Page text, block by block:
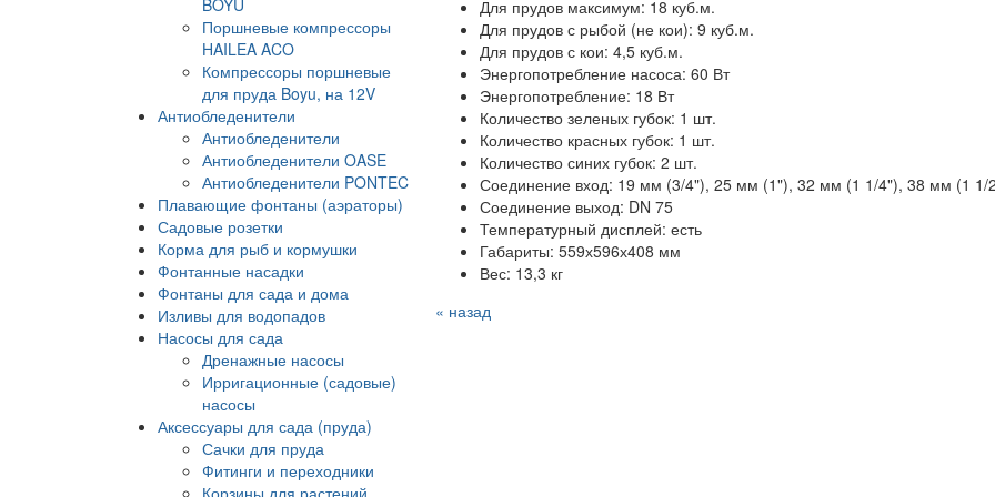
Поршневые компрессоры
HAILEA ACO
Компрессоры поршневые
для пруда Boyu, на 12V
Антиобледенители
Антиобледенители
Антиобледенители OASE
Антиобледенители PONTEC
Плавающие фонтаны (аэраторы)
Садовые розетки
Корма для рыб и кормушки
Фонтанные насадки
Фонтаны для сада и дома
Изливы для водопадов
Насосы для сада
Дренажные насосы
Ирригационные (садовые)
насосы
Аксессуары для сада (пруда)
Сачки для пруда
Фитинги и переходники
Корзины для растений
Для прудов максимум: 18 куб.м.
Для прудов с рыбой (не кои): 9 куб.м.
Для прудов с кои: 4,5 куб.м.
Энергопотребление насоса: 60 Вт
Энергопотребление: 18 Вт
Количество зеленых губок: 1 шт.
Количество красных губок: 1 шт.
Количество синих губок: 2 шт.
Соединение вход: 19 мм (3/4"), 25 мм (1"), 32 мм (1 1/4"), 38 мм (1 1/
Соединение выход: DN 75
Температурный дисплей: есть
Габариты: 559х596х408 мм
Вес: 13,3 кг
« назад